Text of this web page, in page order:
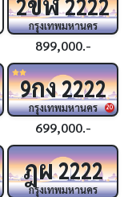
กรุงเทพมหานคร
899,000.-
20
9กง2222
กรุงเทพมหานคร
699,000.-
ฎผ2222
กรุงเทพมหานคร